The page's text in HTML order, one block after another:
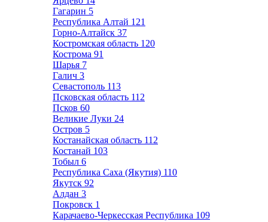
Гагарин 5
Республика Алтай 121
Горно-Алтайск 37
Костромская область 120
Кострома 91
Шарья 7
Галич 3
Севастополь 113
Псковская область 112
Псков 60
Великие Луки 24
Остров 5
Костанайская область 112
Костанай 103
Тобыл 6
Республика Саха (Якутия) 110
Якутск 92
Алдан 3
Покровск 1
Карачаево-Черкесская Республика 109